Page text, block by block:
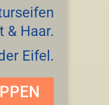
& Haar.
Eifel.